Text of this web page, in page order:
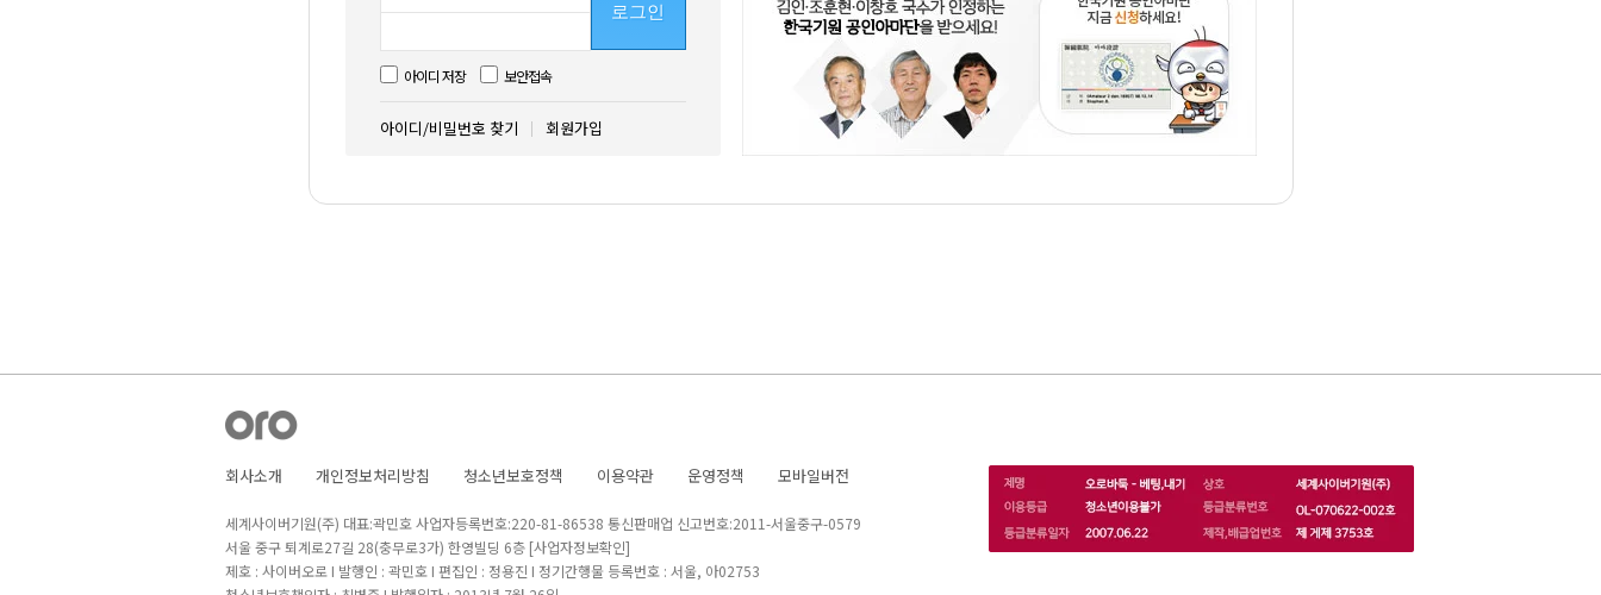
로그인
아이디 저장 보안접속
아이디/비밀번호 찾기 회원가입
회사소개 개인정보처리방침 청소년보호정책 이용약관 운영정책 모바일버전
세계사이버기원(주) 대표:곽민호 사업자등록번호:220-81-86538 통신판매업 신고번호:2011-서울중구-0579
서울 중구 퇴계로27길 28(충무로3가) 한영빌딩 6층 [사업자정보확인]
제호 : 사이버오로 I 발행인 : 곽민호 I 편집인 : 정용진 I 정기간행물 등록번호 : 서울, 아02753